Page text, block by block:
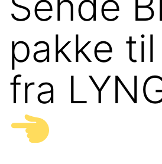
pakke
fra